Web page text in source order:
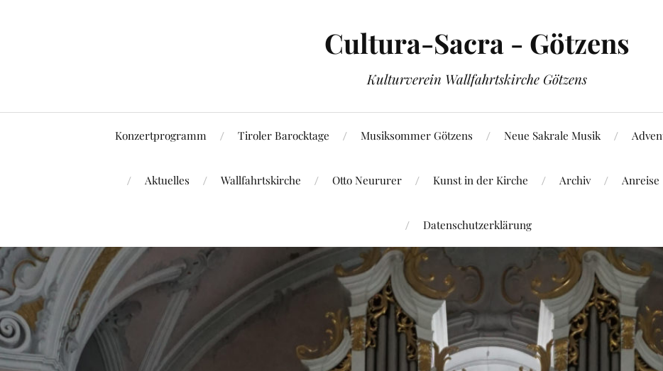
Cultura-Sacra - Götzens
Kulturverein Wallfahrtskirche Götzens
Konzertprogramm Tiroler Barocktage Musiksommer Götzens Neue Sakrale Musik
Aktuelles Wallfahrtskirche Otto Neururer Kunst in der Kirche Archiv Anreise
Datenschutzerklärung